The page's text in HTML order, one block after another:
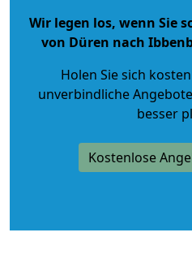
Wir legen los, wenn Sie
von Düren nach
Holen Sie sich
unverbindliche Angebote
besser
Kostenlose